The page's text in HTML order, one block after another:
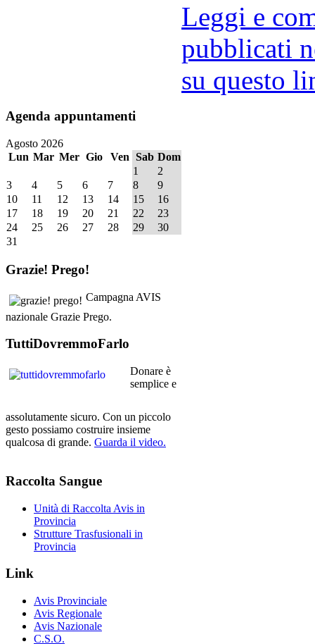
Leggi e
pubblicati
su questo
Agenda appuntamenti
Agosto 2026
Lun Mar Mer Gio Ven Sab Dom
1
2
3
4 5 6 7 8
9
10
11 12 13 14 15
16
17
18 19 20 21 22
23
24
25 26 27 28 29
30
31
Grazie! Prego!
Campagna AVIS
nazionale Grazie Prego.
TuttiDovremmoFarlo
Donare è
semplice e
assolutamente sicuro. Con un piccolo
gesto possiamo costruire insieme
qualcosa di grande. Guarda il video.
Raccolta Sangue
Unità di Raccolta Avis in
Provincia
Strutture Trasfusionali in
Provincia
Link
Avis Provinciale
Avis Regionale
Avis Nazionale
C.S.O.